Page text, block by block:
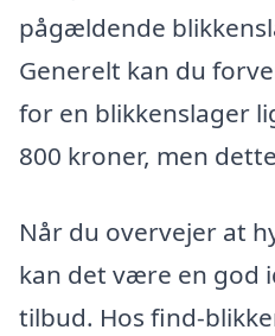
pågældende
Generelt kan du
for en blikkenslager
800 kroner, men
Når du overvejer at
kan det være en god
tilbud. Hos find-